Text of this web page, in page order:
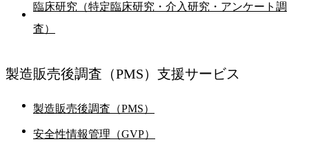
臨床研究（特定臨床研究・介入研究・アンケート調
査）
製造販売後調査 （PMS）支援サービス
製造販売後調査（PMS）
安全性情報管理（GVP）